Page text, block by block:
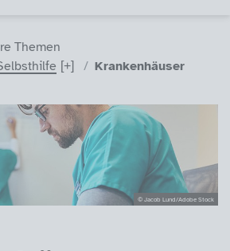
Themen
Krankenhäuser
© Jacob Lund/Adobe Stock